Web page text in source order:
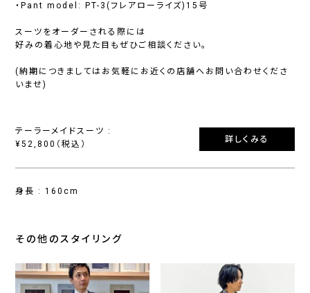
・Pant model: PT-3(フレアローライズ)15号
スーツをオーダーされる際には
好みの着心地や見た目もぜひご相談ください。
(納期につきましてはお気軽にお近くの店舗へお問い合わせくださ
いませ)
テーラーメイドスーツ :
¥52,800（税込）
詳しくみる
身長 : 160cm
その他のスタイリング